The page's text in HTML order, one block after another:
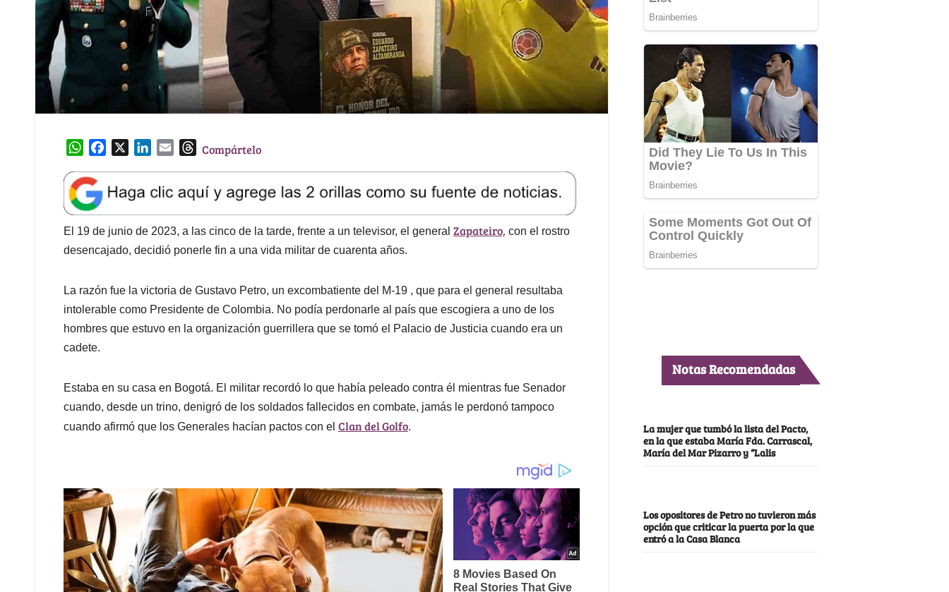
W
a
t
s
A
p
e
b
o
o
k
e
d
I
l
T
e
a
d
s
Compártelo
El 19 de junio de 2023, a las cinco de la tarde, frente a un televisor, el general Zapateiro, con el rostro
desencajado, decidió ponerle fin a una vida militar de cuarenta años.
La razón fue la victoria de Gustavo Petro, un excombatiente del M-19 , que para el general resultaba
intolerable como Presidente de Colombia. No podía perdonarle al país que escogiera a uno de los
hombres que estuvo en la organización guerrillera que se tomó el Palacio de Justicia cuando era un
cadete.
Estaba en su casa en Bogotá. El militar recordó lo que había peleado contra él mientras fue Senador
cuando, desde un trino, denigró de los soldados fallecidos en combate, jamás le perdonó tampoco
cuando afirmó que los Generales hacían pactos con el Clan del Golfo.
Notas Recomendadas
La mujer que tumbó la lista del Pacto,
en la que estaba María Fda. Carrascal,
María del Mar Pizarro y “Lalis
Los opositores de Petro no tuvieron más
opción que criticar la puerta por la que
entró a la Casa Blanca